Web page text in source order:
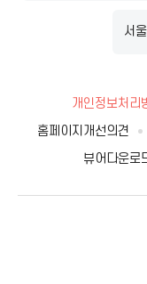
서
개인정보처리
홈페이지개선의견
뷰어다운로